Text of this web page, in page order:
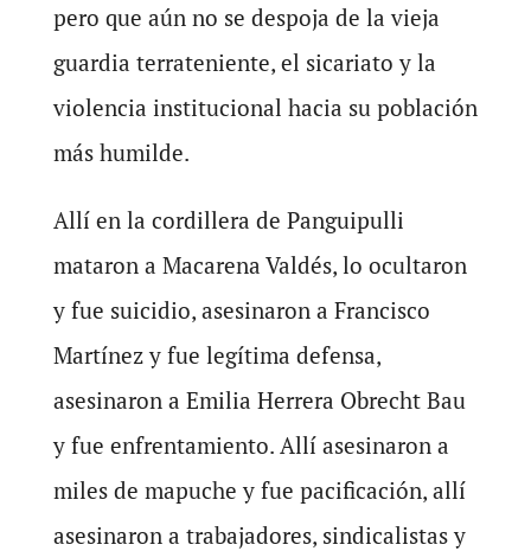
pero que aún no se despoja de la vieja
guardia terrateniente, el sicariato y la
violencia institucional hacia su población
más humilde.
Allí en la cordillera de Panguipulli
mataron a Macarena Valdés, lo ocultaron
y fue suicidio, asesinaron a Francisco
Martínez y fue legítima defensa,
asesinaron a Emilia Herrera Obrecht Bau
y fue enfrentamiento. Allí asesinaron a
miles de mapuche y fue pacificación, allí
asesinaron a trabajadores, sindicalistas y